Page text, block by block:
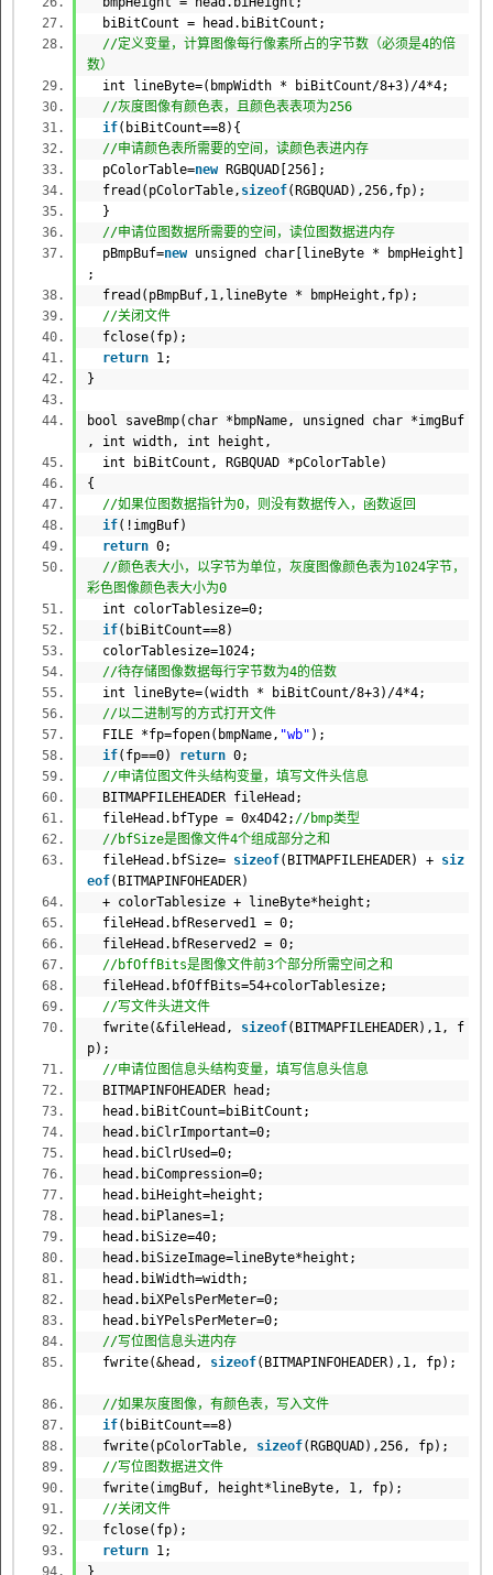
biBitCount = head.biBitCount;
//定义变量，计算图像每行像素所占的字节数（必须是4的倍
数）
int lineByte=(bmpWidth * biBitCount/8+3)/4*4;
//灰度图像有颜色表，且颜色表表项为256
if(biBitCount==8){
//申请颜色表所需要的空间，读颜色表进内存
pColorTable=new RGBQUAD[256];
fread(pColorTable, sizeof(RGBQUAD),256,fp);
}
//申请位图数据所需要的空间，读位图数据进内存
pBmpBuf=new unsigned char [lineByte * bmpHeight]
;
fread(pBmpBuf,1,lineByte * bmpHeight,fp);
//关闭文件
fclose(fp);
return 1;
}
bool saveBmp( char *bmpName, unsigned char *imgBuf
, int width, int height,
int biBitCount, RGBQUAD *pColorTable)
{
//如果位图数据指针为0，则没有数据传入，函数返回
if(!imgBuf)
return 0;
//颜色表大小，以字节为单位，灰度图像颜色表为1024字节，
彩色图像颜色表大小为0
int colorTablesize=0;
if(biBitCount==8)
colorTablesize=1024;
//待存储图像数据每行字节数为4的倍数
int lineByte=(width * biBitCount/8+3)/4*4;
//以二进制写的方式打开文件
FILE *fp=fopen(bmpName, "wb" );
if(fp==0) return 0;
//申请位图文件头结构变量，填写文件头信息
BITMAPFILEHEADER fileHead;
fileHead.bfType = 0x4D42; //bmp类型
//bfSize是图像文件4个组成部分之和
fileHead.bfSize= sizeof(BITMAPFILEHEADER) + siz
eof(BITMAPINFOHEADER)
+ colorTablesize + lineByte*height;
fileHead.bfReserved1 = 0;
fileHead.bfReserved2 = 0;
//bfOffBits是图像文件前3个部分所需空间之和
fileHead.bfOffBits=54+colorTablesize;
//写文件头进文件
fwrite(&fileHead, sizeof(BITMAPFILEHEADER),1, f
p);
//申请位图信息头结构变量，填写信息头信息
BITMAPINFOHEADER head;
head.biBitCount=biBitCount;
head.biClrImportant=0;
head.biClrUsed=0;
head.biCompression=0;
head.biHeight=height;
head.biPlanes=1;
head.biSize=40;
head.biSizeImage=lineByte*height;
head.biWidth=width;
head.biXPelsPerMeter=0;
head.biYPelsPerMeter=0;
//写位图信息头进内存
fwrite(&head, sizeof(BITMAPINFOHEADER),1, fp);
//如果灰度图像，有颜色表，写入文件
if(biBitCount==8)
fwrite(pColorTable, sizeof(RGBQUAD),256, fp);
//写位图数据进文件
fwrite(imgBuf, height*lineByte, 1, fp);
//关闭文件
fclose(fp);
return 1;
}